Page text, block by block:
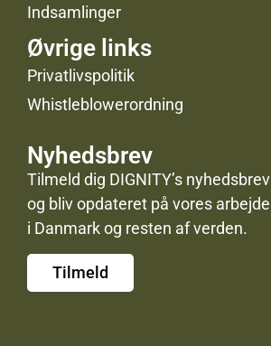
Indsamlinger
Øvrige links
Privatlivspolitik
Whistleblowerordning
Nyhedsbrev
Tilmeld dig DIGNITY’s nyhedsbrev
og bliv opdateret på vores arbejde
i Danmark og resten af verden.
Tilmeld